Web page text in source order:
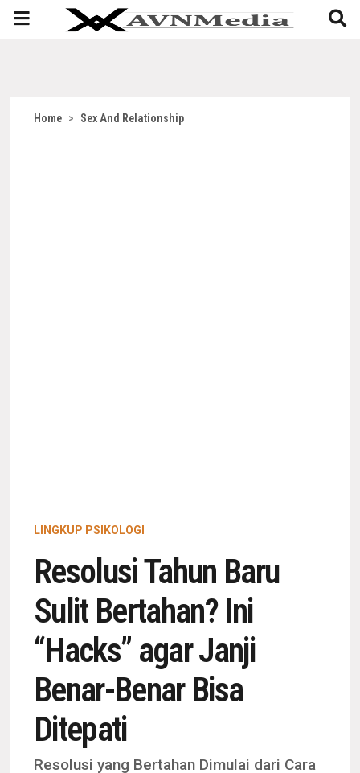
Home > Sex And Relationship
LINGKUP PSIKOLOGI
Resolusi Tahun Baru
Sulit Bertahan? Ini
“Hacks” agar Janji
Benar-Benar Bisa
Ditepati
Resolusi yang Bertahan Dimulai dari Cara